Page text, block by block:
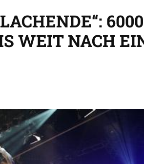
6000
WEIT NACH